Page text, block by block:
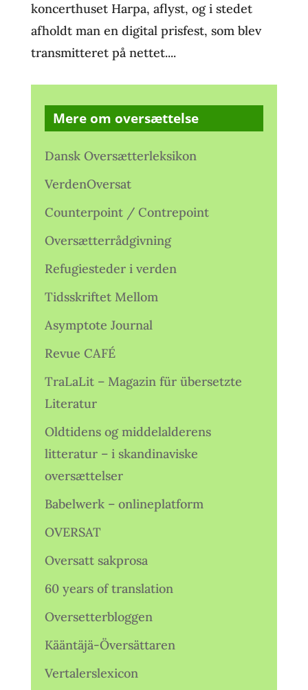
koncerthuset Harpa, aflyst, og i stedet
afholdt man en digital prisfest, som blev
transmitteret på nettet....
Mere om oversættelse
Dansk Oversætterleksikon
VerdenOversat
Counterpoint / Contrepoint
Oversætterrådgivning
Refugiesteder i verden
Tidsskriftet Mellom
Asymptote Journal
Revue CAFÉ
TraLaLit – Magazin für übersetzte
Literatur
Oldtidens og middelalderens
litteratur – i skandinaviske
oversættelser
Babelwerk – onlineplatform
OVERSAT
Oversatt sakprosa
60 years of translation
Oversetterbloggen
Kääntäjä-Översättaren
Vertalerslexicon